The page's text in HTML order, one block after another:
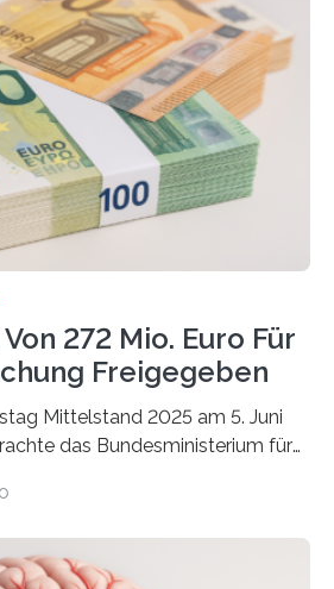
272 Mio. Euro Für
Freigegeben
Mittelstand 2025 am 5. Juni
das Bundesministerium für
in
freigegeben – unter